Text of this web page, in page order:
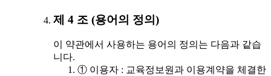
제 4 조 (용어의 정의)
이 약관에서 사용하는 용어의 정의는 다음과 같습
니다.
① 이용자 : 교육정보원과 이용계약을 체결한